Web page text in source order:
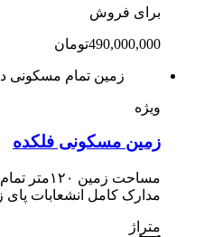
برای فروش
490,000,000تومان
زمین تمام مسکونی
ویژه
زمین مسکونی فلکده
مساحت
مدارک کامل انشعابات
متراژ